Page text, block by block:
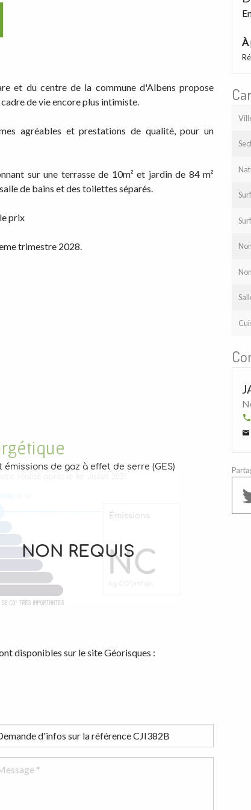
et du centre de la commune d'Albens propose
de vie encore plus intimiste.
agréables et prestations de qualité, pour un
sur une terrasse de 10m² et jardin de 84 m²
de bains et des toilettes séparés.
prix
trimestre 2028.
disponibles sur le site Géorisques :
À